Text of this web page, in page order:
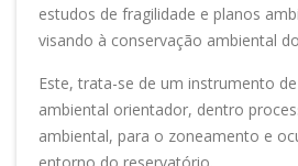
estudos de fragilidade e planos
visando à conservação ambiental
Este, trata-se de um instrumento
ambiental orientador, dentro
ambiental, para o zoneamento e